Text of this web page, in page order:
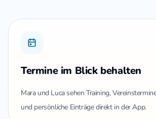
Termine im Blick behalten
Mara und Luca sehen Training,
und persönliche Einträge direkt in der App.